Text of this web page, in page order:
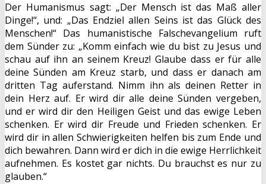
Der Humanismus sagt: „Der Mensch ist das Maß aller
Dinge!“, und: „Das Endziel allen Seins ist das Glück des
Menschen!“ Das humanistische Falschevangelium ruft
dem Sünder zu: „Komm einfach wie du bist zu Jesus und
schau auf ihn an seinem Kreuz! Glaube dass er für alle
deine Sünden am Kreuz starb, und dass er danach am
dritten Tag auferstand. Nimm ihn als deinen Retter in
dein Herz auf. Er wird dir alle deine Sünden vergeben,
und er wird dir den Heiligen Geist und das ewige Leben
schenken. Er wird dir Freude und Frieden schenken. Er
wird dir in allen Schwierigkeiten helfen bis zum Ende und
dich bewahren. Dann wird er dich in die ewige Herrlichkeit
aufnehmen. Es kostet gar nichts. Du brauchst es nur zu
glauben.“